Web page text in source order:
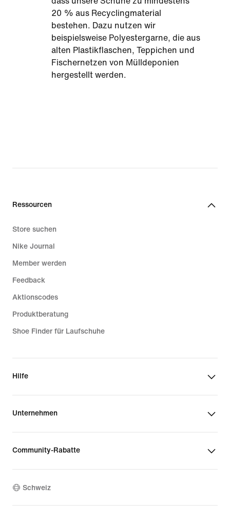
20 % aus Recyclingmaterial
bestehen. Dazu nutzen wir
beispielsweise Polyestergarne, die aus
alten Plastikflaschen, Teppichen und
Fischernetzen von Mülldeponien
hergestellt werden.
Ressourcen
Store suchen
Nike Journal
Member werden
Feedback
Aktionscodes
Produktberatung
Shoe Finder für Laufschuhe
Hilfe
Unternehmen
Community-Rabatte
Schweiz